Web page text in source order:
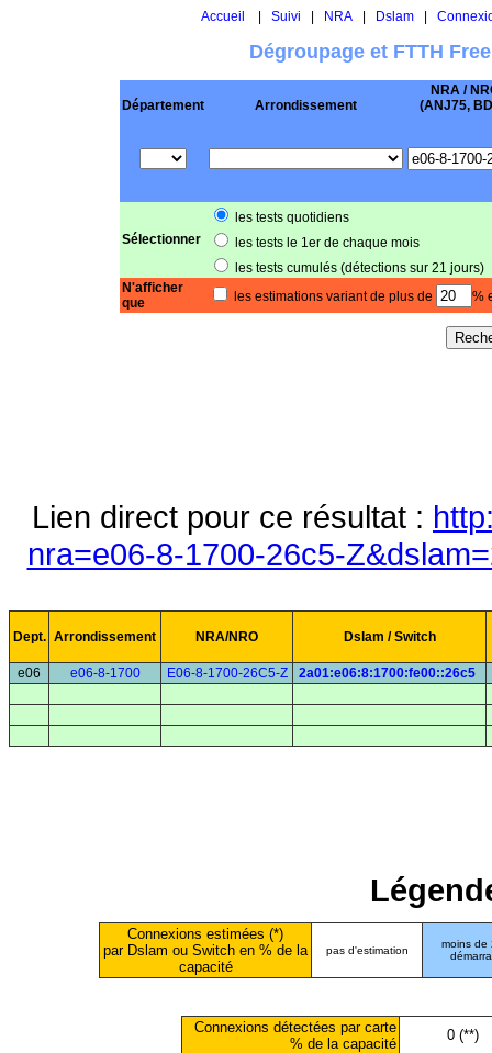
Accueil Suivi NRA| Dslam|
Dégroupage et FTTH
Département Arrondissement
NRA /
(ANJ75,
Sélectionner
les tests quotidiens
les tests le 1er de chaque mois
les tests cumulés (détections sur 21 jours)
N'afficher
que
les estimations variant de plus de %
Lien direct pour ce résultat :
nra=e06-8-1700-26c5-
Dept. Arrondissement NRA/NRO Dslam / Switch
e06 e06-8-1700 E06-8-1700-26C5-Z 2a01:e06:8:1700:fe00::26c5
Connexions estimées (*)
par Dslam ou Switch en % de la
capacité
pas d'estimation
moins de
Connexions détectées par carte
% de la capacité
0 (**)